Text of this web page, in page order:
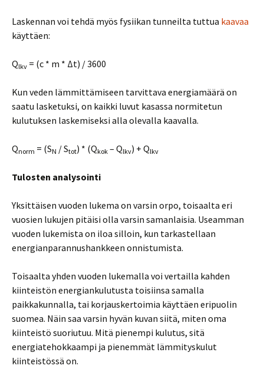
Laskennan voi tehdä myös fysiikan tunneilta tuttua kaavaa
käyttäen:
Qlkv = (c * m * Δt) / 3600
Kun veden lämmittämiseen tarvittava energiamäärä on
saatu lasketuksi, on kaikki luvut kasassa normitetun
kulutuksen laskemiseksi alla olevalla kaavalla.
Qnorm = (SN / Stot) * (Qkok – Qlkv) + Qlkv
Tulosten analysointi
Yksittäisen vuoden lukema on varsin orpo, toisaalta eri
vuosien lukujen pitäisi olla varsin samanlaisia. Useamman
vuoden lukemista on iloa silloin, kun tarkastellaan
energianparannushankkeen onnistumista.
Toisaalta yhden vuoden lukemalla voi vertailla kahden
kiinteistön energiankulutusta toisiinsa samalla
paikkakunnalla, tai korjauskertoimia käyttäen eripuolin
suomea. Näin saa varsin hyvän kuvan siitä, miten oma
kiinteistö suoriutuu. Mitä pienempi kulutus, sitä
energiatehokkaampi ja pienemmät lämmityskulut
kiinteistössä on.